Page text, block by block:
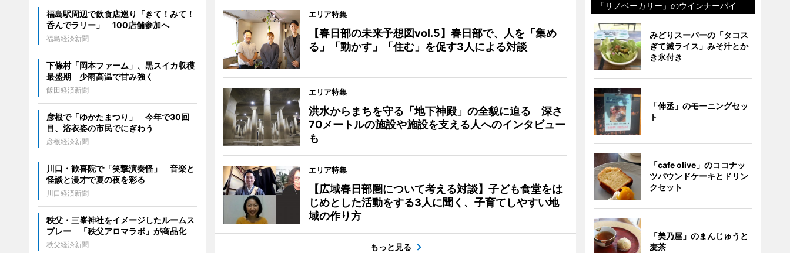
エリア特集
【春日部の未来予想図vol.5】春日部で、人を「集め
る」「動かす」「住む」を促す3人による対談
エリア特集
洪水からまちを守る「地下神殿」の全貌に迫る 深さ
70メートルの施設や施設を支える人へのインタビュー
も
エリア特集
【広域春日部圏について考える対談】子ども食堂をは
じめとした活動をする3人に聞く、子育てしやすい地
域の作り方
もっと見る
福島駅周辺で飲食店巡り「きて！みて！
呑んでラリー」 100店舗参加へ
福島経済新聞
下條村「岡本ファーム」、黒スイカ収穫
最盛期 少雨高温で甘み強く
飯田経済新聞
彦根で「ゆかたまつり」 今年で30回
目、浴衣姿の市民でにぎわう
彦根経済新聞
川口・歓喜院で「笑撃演奏怪」 音楽と
怪談と漫才で夏の夜を彩る
川口経済新聞
秩父・三峯神社をイメージしたルームス
プレー 「秩父アロマラボ」が商品化
秩父経済新聞
「リノベーカリー」のウインナーパイ
みどりスーパーの「タコス
ぎて滅ライス」みそ汁とか
き氷付き
「伸丞」のモーニングセッ
ト
「cafe olive」のココナッ
ツパウンドケーキとドリン
クセット
「美乃屋」のまんじゅうと
麦茶